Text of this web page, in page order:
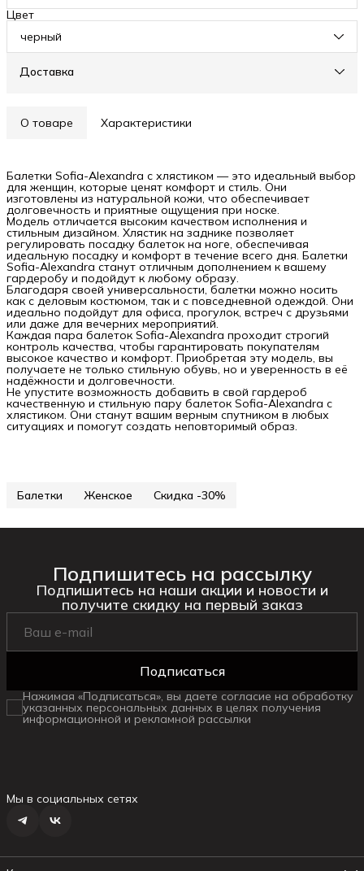
Цвет
черный
Доставка
О товаре Характеристики
Балетки Sofia-Alexandra с хлястиком — это идеальный выбор
для женщин, которые ценят комфорт и стиль. Они
изготовлены из натуральной кожи, что обеспечивает
долговечность и приятные ощущения при носке.
Модель отличается высоким качеством исполнения и
стильным дизайном. Хлястик на заднике позволяет
регулировать посадку балеток на ноге, обеспечивая
идеальную посадку и комфорт в течение всего дня. Балетки
Sofia-Alexandra станут отличным дополнением к вашему
гардеробу и подойдут к любому образу.
Благодаря своей универсальности, балетки можно носить
как с деловым костюмом, так и с повседневной одеждой. Они
идеально подойдут для офиса, прогулок, встреч с друзьями
или даже для вечерних мероприятий.
Каждая пара балеток Sofia-Alexandra проходит строгий
контроль качества, чтобы гарантировать покупателям
высокое качество и комфорт. Приобретая эту модель, вы
получаете не только стильную обувь, но и уверенность в её
надёжности и долговечности.
Не упустите возможность добавить в свой гардероб
качественную и стильную пару балеток Sofia-Alexandra с
хлястиком. Они станут вашим верным спутником в любых
ситуациях и помогут создать неповторимый образ.
Балетки Женское Скидка -30%
Подпишитесь на рассылку
Подпишитесь на наши акции и новости и
получите скидку на первый заказ
Подписаться
Нажимая «Подписаться», вы даете согласие на обработку
указанных персональных данных в целях получения
информационной и рекламной рассылки
Мы в социальных сетях